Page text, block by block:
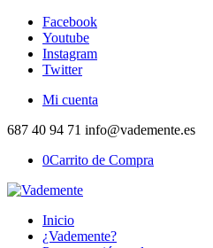
Facebook
Youtube
Instagram
Twitter
Mi cuenta
687 40 94 71 info@vademente.es
0Carrito de Compra
Inicio
¿Vademente?